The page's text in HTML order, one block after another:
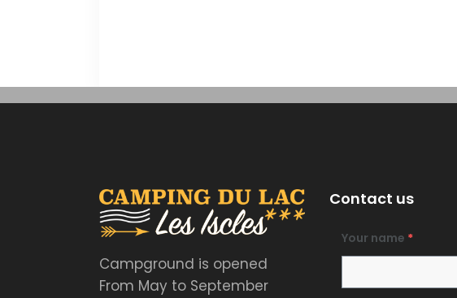
Campground is opened
From May to September
Contact us
Your name *